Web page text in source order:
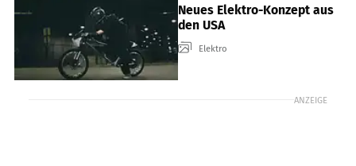
Neues Elektro-Konzept aus
den USA
Elektro
ANZEIGE